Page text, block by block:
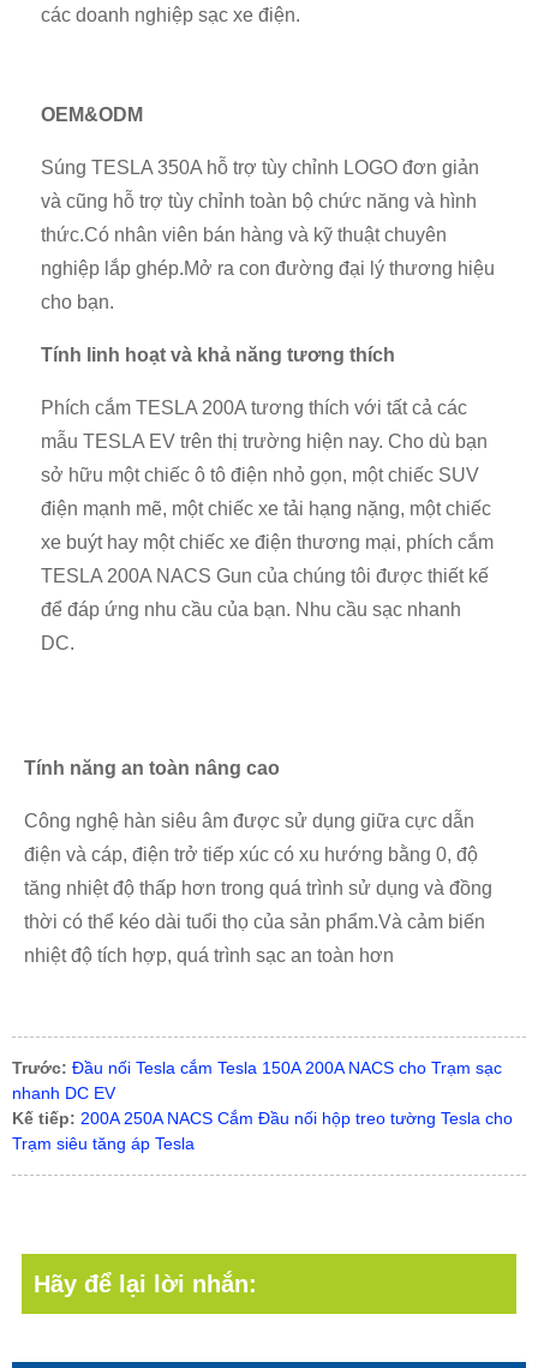
các doanh nghiệp sạc xe điện.
OEM&ODM
Súng TESLA 350A hỗ trợ tùy chỉnh LOGO đơn giản
và cũng hỗ trợ tùy chỉnh toàn bộ chức năng và hình
thức.Có nhân viên bán hàng và kỹ thuật chuyên
nghiệp lắp ghép.Mở ra con đường đại lý thương hiệu
cho bạn.
Tính linh hoạt và khả năng tương thích
Phích cắm TESLA 200A tương thích với tất cả các
mẫu TESLA EV trên thị trường hiện nay. Cho dù bạn
sở hữu một chiếc ô tô điện nhỏ gọn, một chiếc SUV
điện mạnh mẽ, một chiếc xe tải hạng nặng, một chiếc
xe buýt hay một chiếc xe điện thương mại, phích cắm
TESLA 200A NACS Gun của chúng tôi được thiết kế
để đáp ứng nhu cầu của bạn. Nhu cầu sạc nhanh
DC.
Tính năng an toàn nâng cao
Công nghệ hàn siêu âm được sử dụng giữa cực dẫn
điện và cáp, điện trở tiếp xúc có xu hướng bằng 0, độ
tăng nhiệt độ thấp hơn trong quá trình sử dụng và đồng
thời có thể kéo dài tuổi thọ của sản phẩm.Và cảm biến
nhiệt độ tích hợp, quá trình sạc an toàn hơn
Trước: Đầu nối Tesla cắm Tesla 150A 200A NACS cho Trạm sạc
nhanh DC EV
Kế tiếp: 200A 250A NACS Cắm Đầu nối hộp treo tường Tesla cho
Trạm siêu tăng áp Tesla
Hãy để lại lời nhắn: